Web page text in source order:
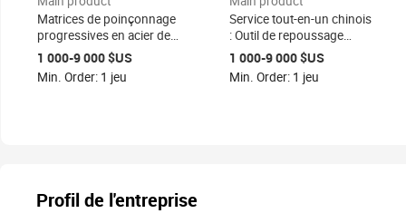
Matrices de poinçonnage
progressives en acier de
précision NEWSKY pour
connecteurs de bornes,
pour pièces en tôle à
1 000-9 000 $US
Min. Order: 1 jeu
Service tout-en-un chinois
: Outil de repoussage
progressif de haute
précision pour moules de
véhicules, en matériau
1 000-9 000 $US
Min. Order: 1 jeu
Profil de l'entreprise